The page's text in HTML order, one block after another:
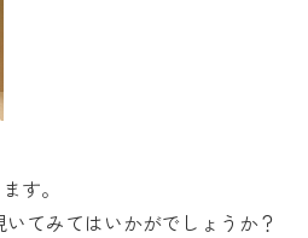
す。
てみてはいかがでしょうか？